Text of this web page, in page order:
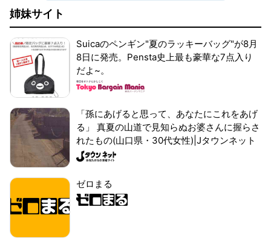
姉妹サイト
Suicaのペンギン"夏のラッキーバッグ"が8月
8日に発売。Pensta史上最も豪華な7点入り
だよ~。
「孫にあげると思って、あなたにこれをあげ
る」 真夏の山道で見知らぬお婆さんに握らさ
れたもの(山口県・30代女性)|Jタウンネット
ゼロまる